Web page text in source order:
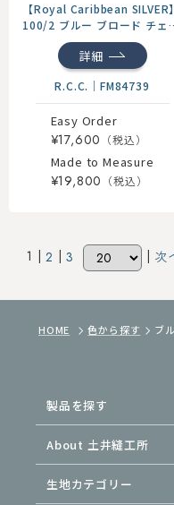
【Royal Caribbean SILVER】
100/2 ブルー ブロード チェ
ク シャツ
詳細
R.C.C. ｜ FM84739
Easy Order
¥17,600
Made to Measure
¥19,800
1 |2 |3 次
HOME 色から探す ブ
製品を探す
About 土井縫工所
生地カテゴリー